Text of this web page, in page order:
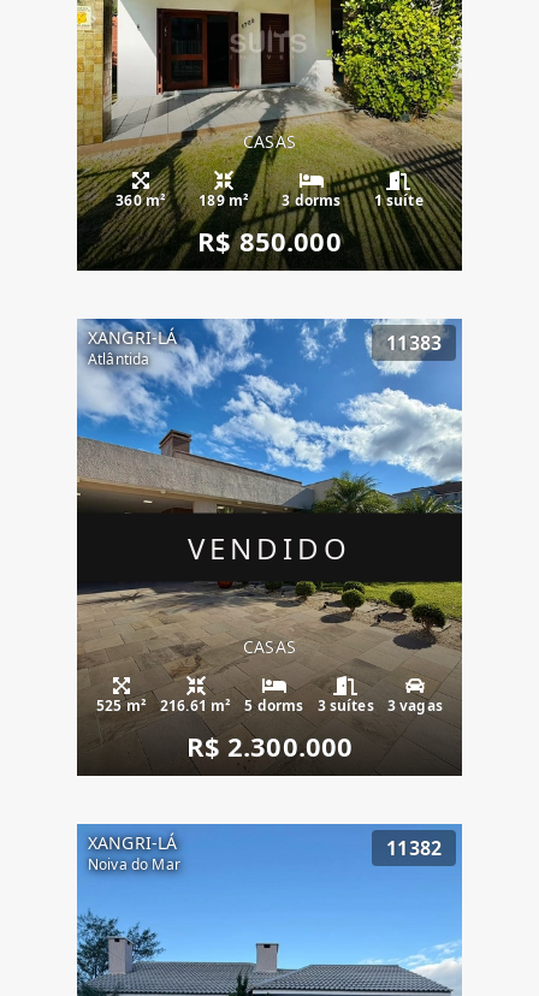
CASAS
360 m² 189 m² 3 dorms 1 suíte
R$ 850.000
VENDIDO
XANGRI-LÁ
Atlântida
11383
CASAS
525 m² 216.61 m² 5 dorms 3 suítes 3 vagas
R$ 2.300.000
XANGRI-LÁ
Noiva do Mar
11382